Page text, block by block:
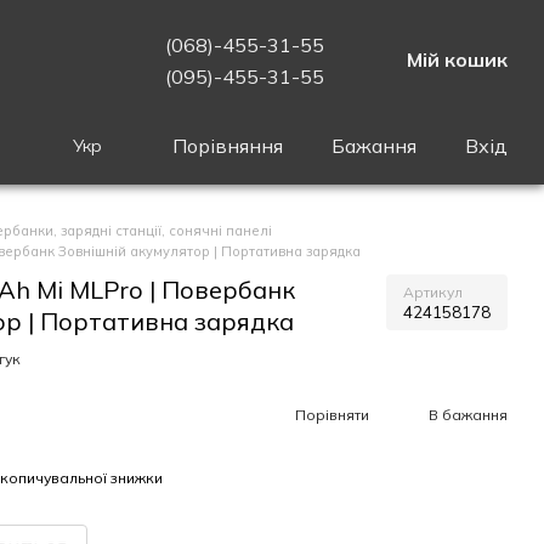
(068)-455-31-55
(095)-455-31-55
Мій кошик
Укр Порівняння Бажання Вхід
зарядні станції, сонячні панелі
Зовнішній акумулятор | Портативна зарядка
Mi MLPro | Повербанк
| Портативна зарядка
Артикул
424158178
Порівняти В бажання
знижки